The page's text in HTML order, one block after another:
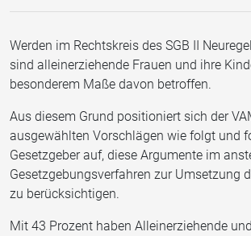
Werden im Rechtskreis des SGB II
sind alleinerziehende Frauen und ihre
besonderem Maße davon betroffen.
Aus diesem Grund positioniert sich der
ausgewählten Vorschlägen wie folgt und
Gesetzgeber auf, diese Argumente im
Gesetzgebungsverfahren zur Umsetzung
zu berücksichtigen.
Mit 43 Prozent haben Alleinerziehende